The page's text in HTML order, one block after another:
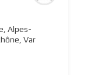
Alpes-
Var